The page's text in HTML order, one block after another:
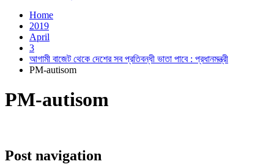
Home
2019
April
3
আগামী বাজেট থেকে দেশের সব প্রতিবন্ধী ভাতা পাবে : প্রধানমন্ত্রী
PM-autisom
PM-autisom
Post navigation